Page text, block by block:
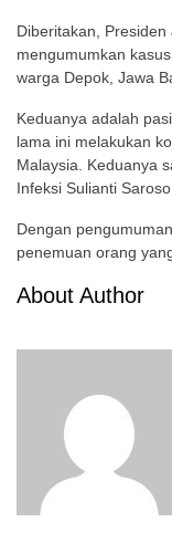
Diberitakan,
mengumumkan
warga Depok, Jawa
Keduanya adalah
lama ini melakukan
Malaysia. Keduanya
Infeksi Sulianti
Dengan
penemuan orang
About Author